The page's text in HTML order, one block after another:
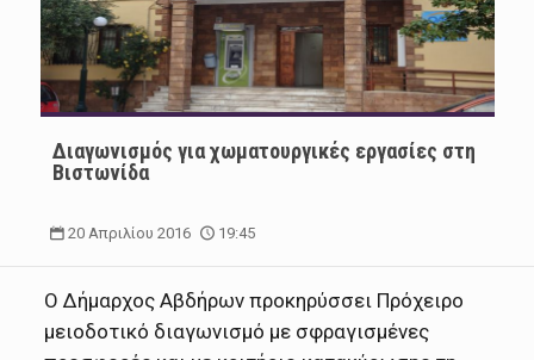
Διαγωνισμός για χωματουργικές εργασίες στη
Βιστωνίδα
20 Απριλίου 2016 19:45
Ο Δήμαρχος Αβδήρων προκηρύσσει Πρόχειρο
μειοδοτικό διαγωνισμό με σφραγισμένες